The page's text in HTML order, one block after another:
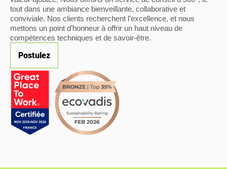
tout dans une ambiance bienveillante, collaborative et
conviviale. Nos clients recherchent l’excellence, et nous
mettons un point d’honneur à offrir un haut niveau de
compétences techniques et de savoir-être.
Postulez